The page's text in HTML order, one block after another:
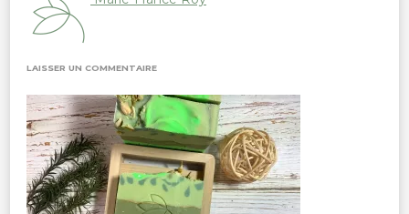
LAISSER UN COMMENTAIRESUR